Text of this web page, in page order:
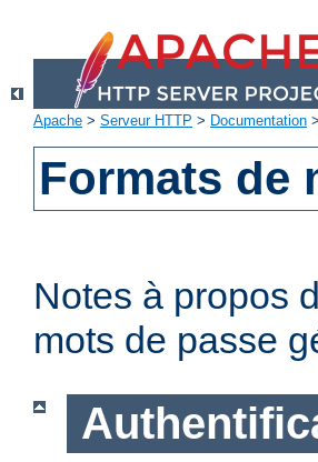
Apache > Serveur HTTP > Documentation >
Formats de
Notes à propos
mots de passe